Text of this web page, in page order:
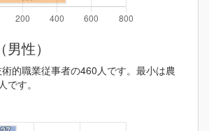
性）
的職業従事者の460人です。最小は農
です。